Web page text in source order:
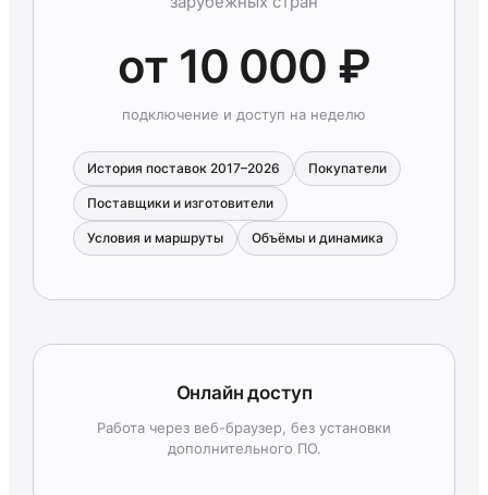
от 10 000 ₽
подключение и доступ на неделю
История поставок 2017–2026 Покупатели
Поставщики и изготовители
Условия и маршруты Объёмы и динамика
Онлайн доступ
Работа через веб-браузер, без установки
дополнительного ПО.